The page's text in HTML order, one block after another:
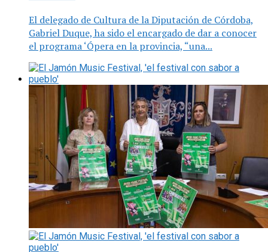
El delegado de Cultura de la Diputación de Córdoba,
Gabriel Duque, ha sido el encargado de dar a conocer
el programa ‘Ópera en la provincia, “una...